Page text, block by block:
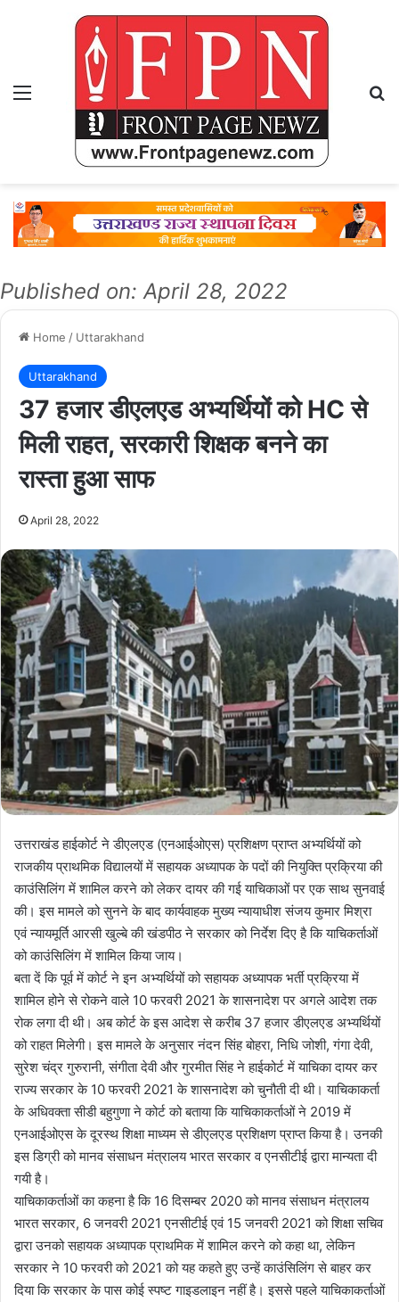
Menu
Published on: April 28, 2022
Home / Uttarakhand
Uttarakhand
37 हजार डीएलएड अभ्यर्थियों को HC से
मिली राहत, सरकारी शिक्षक बनने का
रास्ता हुआ साफ
April 28, 2022
उत्तराखंड हाईकोर्ट ने डीएलएड (एनआईओएस) प्रशिक्षण प्राप्त अभ्यर्थियों को
राजकीय प्राथमिक विद्यालयों में सहायक अध्यापक के पदों की नियुक्ति प्रक्रिया की
काउंसिलिंग में शामिल करने को लेकर दायर की गई याचिकाओं पर एक साथ सुनवाई
की। इस मामले को सुनने के बाद कार्यवाहक मुख्य न्यायाधीश संजय कुमार मिश्रा
एवं न्यायमूर्ति आरसी खुल्बे की खंडपीठ ने सरकार को निर्देश दिए है कि याचिकर्ताओं
को काउंसिलिंग में शामिल किया जाय।
बता दें कि पूर्व में कोर्ट ने इन अभ्यर्थियों को सहायक अध्यापक भर्ती प्रक्रिया में
शामिल होने से रोकने वाले 10 फरवरी 2021 के शासनादेश पर अगले आदेश तक
रोक लगा दी थी। अब कोर्ट के इस आदेश से करीब 37 हजार डीएलएड अभ्यर्थियों
को राहत मिलेगी। इस मामले के अनुसार नंदन सिंह बोहरा, निधि जोशी, गंगा देवी,
सुरेश चंद्र गुरुरानी, संगीता देवी और गुरमीत सिंह ने हाईकोर्ट में याचिका दायर कर
राज्य सरकार के 10 फरवरी 2021 के शासनादेश को चुनौती दी थी। याचिकाकर्ता
के अधिवक्ता सीडी बहुगुणा ने कोर्ट को बताया कि याचिकाकर्ताओं ने 2019 में
एनआईओएस के दूरस्थ शिक्षा माध्यम से डीएलएड प्रशिक्षण प्राप्त किया है। उनकी
इस डिग्री को मानव संसाधन मंत्रालय भारत सरकार व एनसीटीई द्वारा मान्यता दी
गयी है।
याचिकाकर्ताओं का कहना है कि 16 दिसम्बर 2020 को मानव संसाधन मंत्रालय
भारत सरकार, 6 जनवरी 2021 एनसीटीई एवं 15 जनवरी 2021 को शिक्षा सचिव
द्वारा उनको सहायक अध्यापक प्राथमिक में शामिल करने को कहा था, लेकिन
सरकार ने 10 फरवरी को 2021 को यह कहते हुए उन्हें काउंसिलिंग से बाहर कर
दिया कि सरकार के पास कोई स्पष्ट गाइडलाइन नहीं है। इससे पहले याचिकाकर्ताओं